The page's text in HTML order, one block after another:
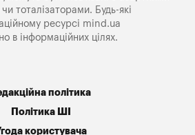
тоталізаторами. Будь-які
ресурсі mind.ua
в інформаційних цілях.
політика
Політика ШІ
користувача